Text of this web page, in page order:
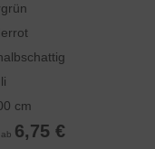
cm
ab 6,75 €